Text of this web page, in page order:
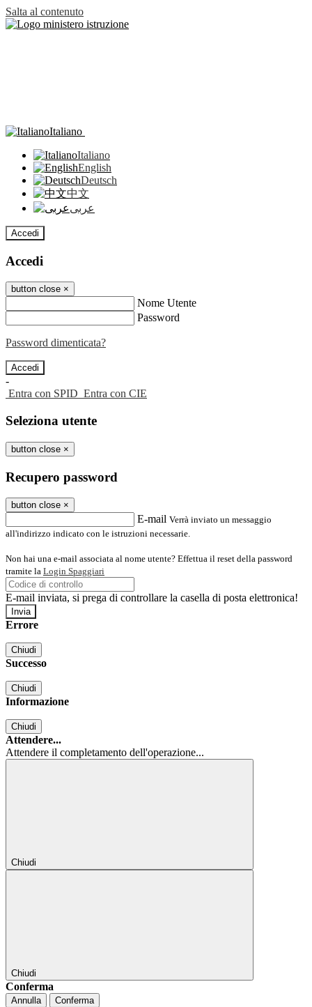
Salta al contenuto
Italiano
Italiano
English
Deutsch
中文
عربى
Accedi
Accedi
button close ×
Nome Utente
Password
Password dimenticata?
-
Entra con SPID Entra con CIE
Seleziona utente
button close ×
Recupero password
button close ×
E-mail Verrà inviato un messaggio
all'indirizzo indicato con le istruzioni necessarie.
Non hai una e-mail associata al nome utente? Effettua il reset della password
tramite la Login Spaggiari
E-mail inviata, si prega di controllare la casella di posta elettronica!
Errore
Chiudi
Successo
Chiudi
Informazione
Chiudi
Attendere...
Attendere il completamento dell'operazione...
Chiudi
Chiudi
Conferma
Annulla Conferma